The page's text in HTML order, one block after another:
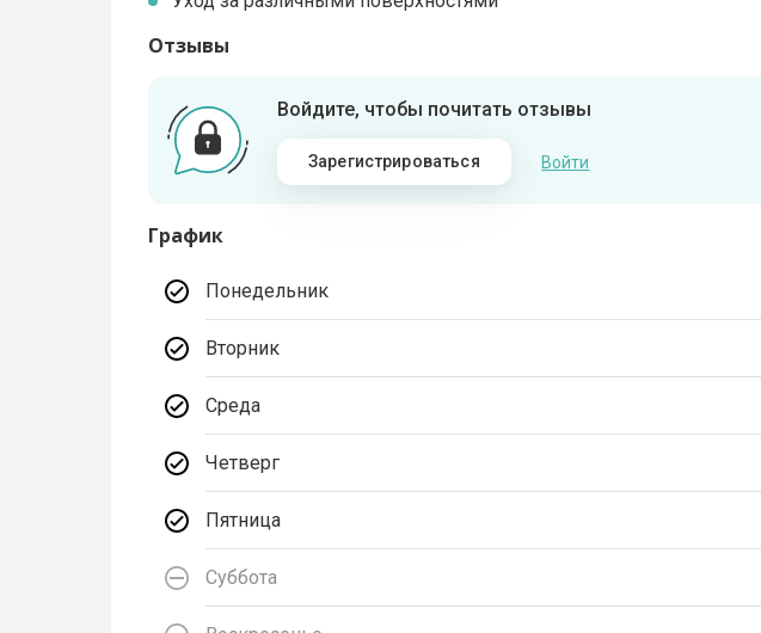
Отзывы
Войдите, чтобы почитать отзывы
Зарегистрироваться Войти
График
Понедельник
Вторник
Среда
Четверг
Пятница
Суббота